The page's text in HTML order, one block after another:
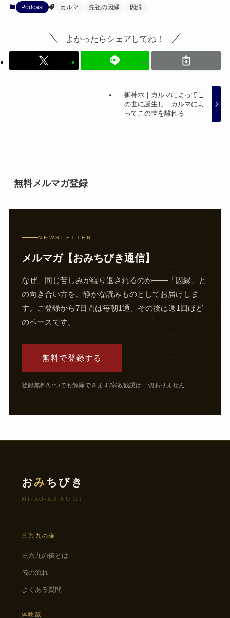
Podcast カルマ 先祖の因縁 因縁
よかったらシェアしてね！
御神示｜カルマによってこ
の世に誕生し カルマによ
ってこの世を離れる
無料メルマガ登録
NEWSLETTER
メルマガ【おみちびき通信】
なぜ、同じ苦しみが繰り返されるのか——「因縁」と
の向き合い方を、静かな読みものとしてお届けしま
す。ご登録から7日間は毎朝1通、その後は週1回ほど
のペースです。
無料で登録する
登録無料/いつでも解除できます/宗教勧誘は一切ありません
おみちびき
MI-RO-KU NO GI
三六九の儀
三六九の儀とは
儀の流れ
よくある質問
体験談